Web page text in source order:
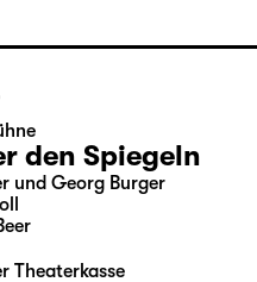
- in zwei
von Hannes Becker